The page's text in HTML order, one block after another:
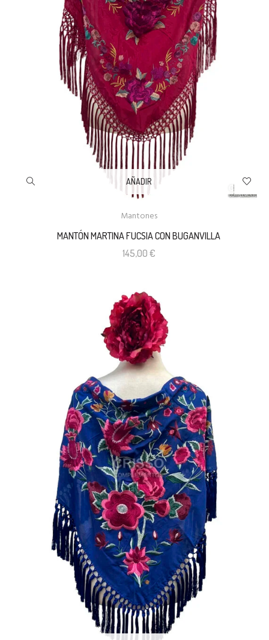
AÑADIR
Mantones
MANTÓN MARTINA FUCSIA CON BUGANVILLA
145,00 €